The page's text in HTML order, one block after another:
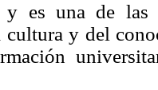
y es una de
y del